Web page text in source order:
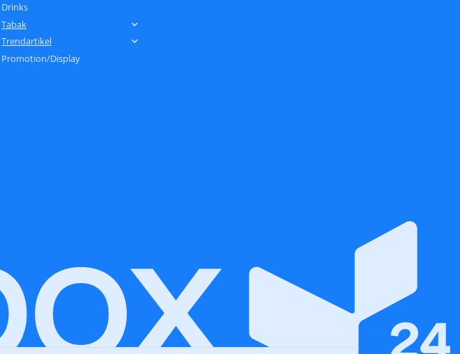
Drinks
Tabak
Trendartikel
Promotion/Display